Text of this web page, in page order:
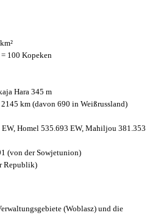
100 Kopeken
Hara 345 m
km (davon 690 in Weißrussland)
Homel 535.693 EW, Mahiljou 381.353
(von der Sowjetunion)
Republik)
(Woblasz) und die